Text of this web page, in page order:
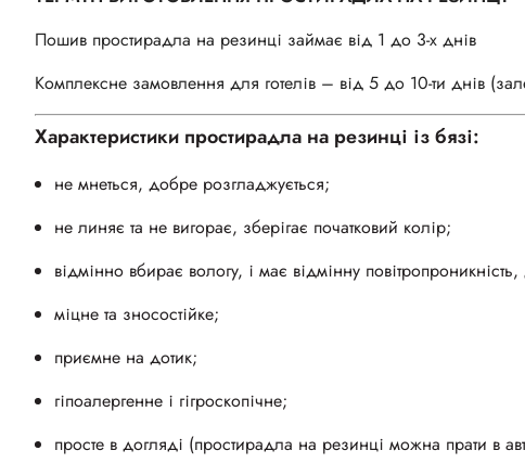
Пошив простирадла на резинці займає від 1 до 3-х днів
Комплексне замовлення для готелів – від 5 до 10-ти днів
Характеристики простирадла на резинці із бязі:
не мнеться, добре розгладжується;
не линяє та не вигорає, зберігає початковий колір;
відмінно вбирає вологу, і має відмінну
міцне та зносостійке;
приємне на дотик;
гіпоалергенне і гігроскопічне;
просте в догляді (простирадла на резинці можна прати в